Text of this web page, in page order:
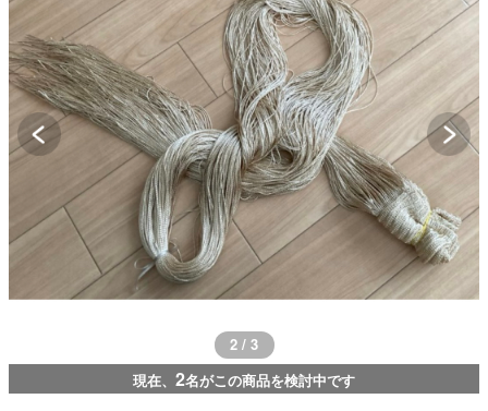
2 / 3
現在、 2名がこの商品を検討中です